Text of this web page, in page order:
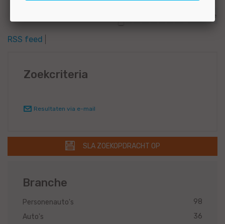
Volgende
RSS feed
Zoekcriteria
Resultaten via e-mail
SLA ZOEKOPDRACHT OP
Branche
Personenauto's
98
Auto's
36